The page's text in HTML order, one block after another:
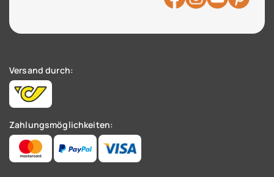
Versand durch:
Zahlungsmöglichkeiten: